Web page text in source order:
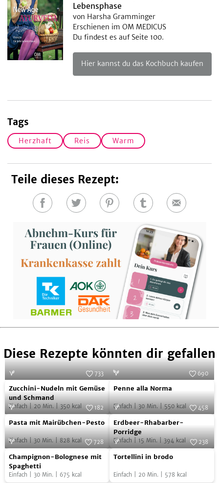
Lebensphase
von Harsha Gramminger
Erschienen im OM MEDICUS
Du findest es auf Seite 100.
Hier kannst du das Kochbuch kaufen
Tags
Herzhaft Reis Warm
Teile dieses Rezept:
Auf
teilen
Auf
teilen
Auf
teilen
Auf
teilen
E-
Diese Rezepte könnten dir gefallen
Zucchini-
Nudeln
mit
Gemüse
und
Schmand
Foto: SevenCooks
733
Zucchini-Nudeln mit Gemüse
und Schmand
Einfach 20 Min. 350 kcal
Penne
alla
Norma
690
Penne alla Norma
Einfach 30 Min. 550 kcal
Pasta
mit
Mairübchen-
Pesto
Foto:
182
Pasta mit Mairübchen-Pesto
Einfach 30 Min. 828 kcal
Erdbeer-
Rhabarber-
Porridge
Foto:
458
Erdbeer-Rhabarber-
Porridge
Einfach 15 Min. 394 kcal
Champignon-
Bolognese
mit
Foto: SevenCooks
728
Champignon-Bolognese mit
Spaghetti
Einfach 30 Min. 675 kcal
Tortellini
brodo
Foto:
238
Tortellini in brodo
Einfach 20 Min. 578 kcal